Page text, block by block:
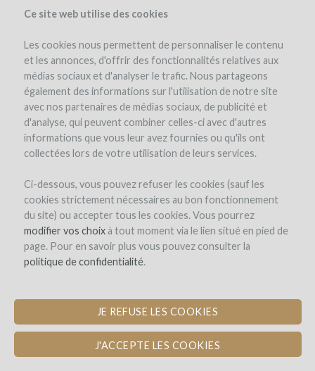
Ce site web utilise des cookies
Les cookies nous permettent de personnaliser le contenu
et les annonces, d'offrir des fonctionnalités relatives aux
médias sociaux et d'analyser le trafic. Nous partageons
également des informations sur l'utilisation de notre site
avec nos partenaires de médias sociaux, de publicité et
d'analyse, qui peuvent combiner celles-ci avec d'autres
informations que vous leur avez fournies ou qu'ils ont
collectées lors de votre utilisation de leurs services.
Ci-dessous, vous pouvez refuser les cookies (sauf les
cookies strictement nécessaires au bon fonctionnement
du site) ou accepter tous les cookies. Vous pourrez
modifier vos choixà tout moment via le lien situé en pied de
page. Pour en savoir plus vous pouvez consulter la
politique de confidentialité.
JE REFUSE LES COOKIES
J'ACCEPTE LES COOKIES
Château Magdeleine Bouhou
CONVERSION EN AGRICULTURE
BIOLOGIQUE
par Château Magdeleine-Bouhou (Cars)
Bordeaux REMBOURSEMENT EN VIN
CROISSANCE